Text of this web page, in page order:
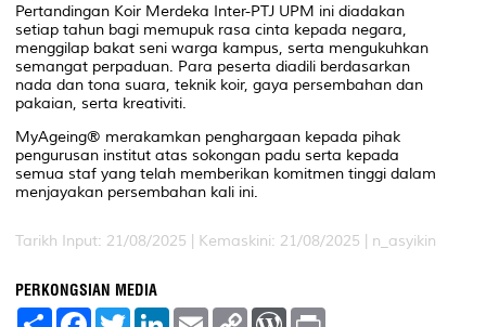
Pertandingan Koir Merdeka Inter-PTJ UPM ini diadakan
setiap tahun bagi memupuk rasa cinta kepada negara,
menggilap bakat seni warga kampus, serta mengukuhkan
semangat perpaduan. Para peserta diadili berdasarkan
nada dan tona suara, teknik koir, gaya persembahan dan
pakaian, serta kreativiti.
MyAgeing® merakamkan penghargaan kepada pihak
pengurusan institut atas sokongan padu serta kepada
semua staf yang telah memberikan komitmen tinggi dalam
menjayakan persembahan kali ini.
Tarikh Input: 21/08/2025 | Kemaskini: 21/08/2025 | n_asyikin
PERKONGSIAN MEDIA
S
F
T
L
E
C
W